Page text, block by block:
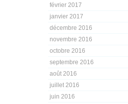
février 2017
janvier 2017
décembre 2016
novembre 2016
octobre 2016
septembre 2016
août 2016
juillet 2016
juin 2016